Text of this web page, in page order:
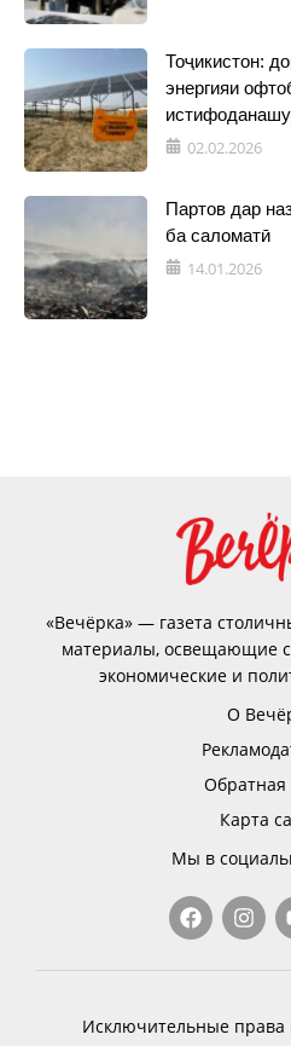
Тоҷикистон:
энергияи
02.02.2026
Партов дар
ба саломатӣ
14.01.2026
«Вечёрка» — газета
материалы, освещающие
экономические и
О
Обратная
Карта
Мы в
Исключительные права